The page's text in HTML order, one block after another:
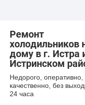
Ремонт
холодильников
дому в г. Истра
Истринском
Недорого, оперативно,
качественно, без
24 часа